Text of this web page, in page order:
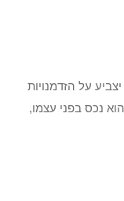
על הזדמנויות
נכס בפני עצמו,